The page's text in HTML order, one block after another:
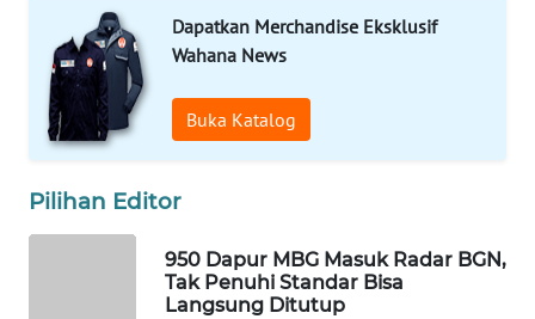
Dapatkan Merchandise Eksklusif
Wahana News
Buka Katalog
Pilihan Editor
950 Dapur MBG Masuk Radar BGN,
Tak Penuhi Standar Bisa
Langsung Ditutup
UMKM
WAHANA
SELEB
PERSONA